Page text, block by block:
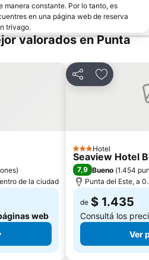
manera constante. Por lo tanto, es
en una página web de reserva
trivago.
valorados en Punta
)
de la ciudad
web
CompartirAñadir a
3 Estrellas
Hotel
Seaview Hotel
7,9 Bueno (1.454
Punta del Este, a
de $ 1.435
Consultá los
Ver